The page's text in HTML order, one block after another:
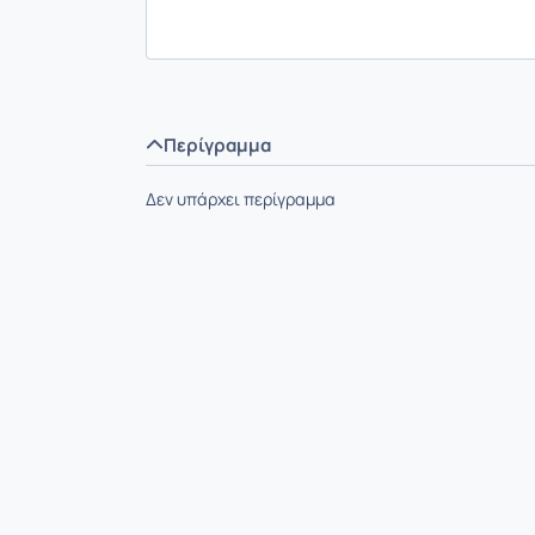
Περίγραμμα
Δεν υπάρχει περίγραμμα